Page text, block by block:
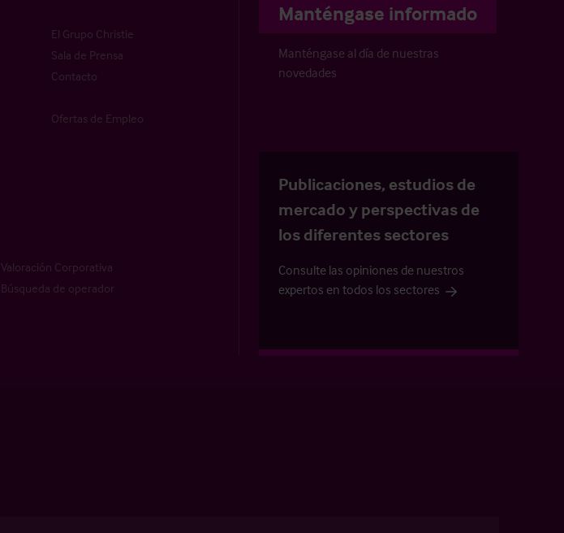
El Grupo Christie
Sala de Prensa
Contacto
Ofertas de Empleo
Valoración Corporativa
Búsqueda de operador
Manténgase informado
Manténgase al día de nuestras
novedades
Publicaciones, estudios de
mercado y perspectivas de
los diferentes sectores
Consulte las opiniones de nuestros
expertos en todos los sectores